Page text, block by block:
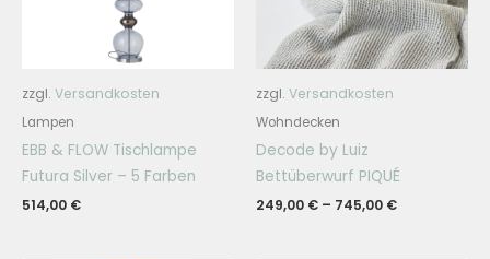
zzgl. Versandkosten
Lampen
EBB & FLOW Tischlampe
Futura Silver – 5 Farben
514,00 €
zzgl. Versandkosten
Wohndecken
Decode by Luiz
Bettüberwurf PIQUÉ
249,00 € – 745,00 €